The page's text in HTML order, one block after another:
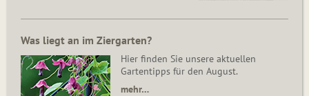
Was liegt an im Ziergarten?
Hier finden Sie unsere aktuellen
Gartentipps für den August.
mehr…